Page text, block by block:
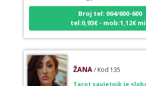
Broj tel: 064/600-600
tel:0,93€ - mob:1,12€ min